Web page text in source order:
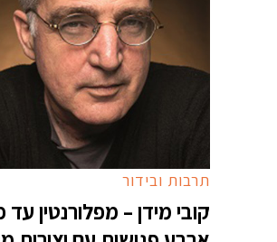
תרבות ובידור
קובי מידן – מפלורנטין עד